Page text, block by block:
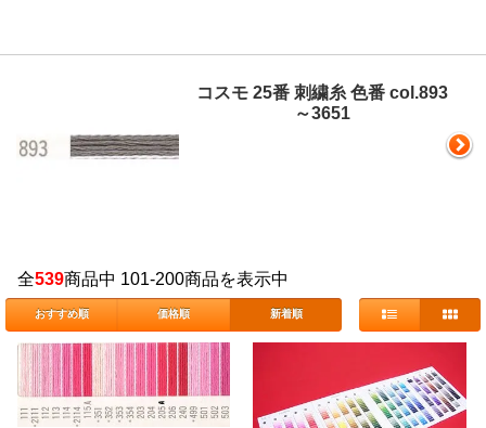
コスモ 25番 刺繍糸 色番 col.893
～3651
全539商品中 101-200商品を表示中
おすすめ順 価格順 新着順